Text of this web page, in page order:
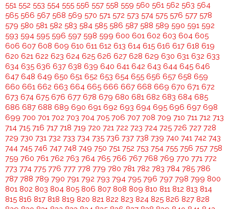
551 552 553 554 555 556 557 558 559 560 561 562 563 564
565 566 567 568 569 570 571 572 573 574 575 576 577 578
579 580 581 582 583 584 585 586 587 588 589 590 591 592
593 594 595 596 597 598 599 600 601 602 603 604 605
606 607 608 609 610 611 612 613 614 615 616 617 618 619
620 621 622 623 624 625 626 627 628 629 630 631 632 633
634 635 636 637 638 639 640 641 642 643 644 645 646
647 648 649 650 651 652 653 654 655 656 657 658 659
660 661 662 663 664 665 666 667 668 669 670 671 672
673 674 675 676 677 678 679 680 681 682 683 684 685
686 687 688 689 690 691 692 693 694 695 696 697 698
699 700 701 702 703 704 705 706 707 708 709 710 711 712 713
714 715 716 717 718 719 720 721 722 723 724 725 726 727 728
729 730 731 732 733 734 735 736 737 738 739 740 741 742 743
744 745 746 747 748 749 750 751 752 753 754 755 756 757 758
759 760 761 762 763 764 765 766 767 768 769 770 771 772
773 774 775 776 777 778 779 780 781 782 783 784 785 786
787 788 789 790 791 792 793 794 795 796 797 798 799 800
801 802 803 804 805 806 807 808 809 810 811 812 813 814
815 816 817 818 819 820 821 822 823 824 825 826 827 828